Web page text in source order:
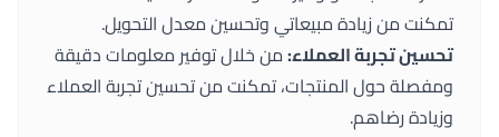
تمكنت من زيادة مبيعاتي وتحسين معدل التحويل.
تحسين تجربة العملاء:من خلال توفير معلومات دقيقة
ومفصلة حول المنتجات، تمكنت من تحسين تجربة العملاء
وزيادة رضاهم.